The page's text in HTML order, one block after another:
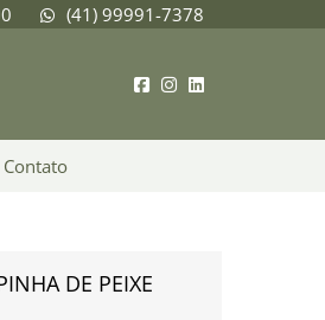
(41) 99991-7378
Contato
DE PEIXE